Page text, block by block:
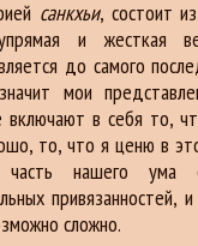
санкхьи, состоит из
и жесткая
до самого
мои
включают в себя то,
то, что я ценю в
нашего ума
привязанностей,
сложно.